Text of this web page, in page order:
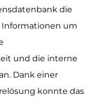
die
Informationen um
und die interne
Dank einer
konnte das